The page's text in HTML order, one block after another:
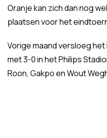
Oranje kan zich dan nog
plaatsen voor het
Vorige maand versloeg
met 3-0 in het Philips
Roon, Gakpo en Wout